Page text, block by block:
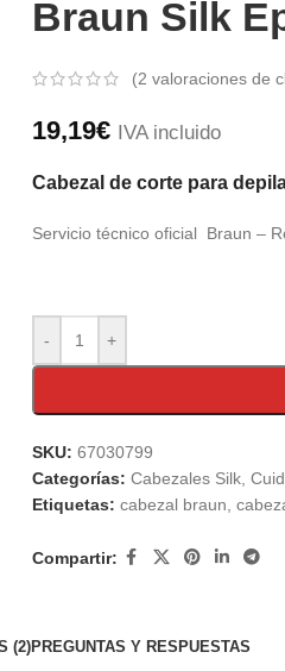
Braun Silk
(2 valoraciones de
19,19€ IVA incluido
Cabezal de corte para
Servicio técnico oficial Braun –
- +
SKU: 67030799
Categorías: Cabezales Silk,
Etiquetas: cabezal braun,
Compartir:
(2)PREGUNTAS Y RESPUESTAS